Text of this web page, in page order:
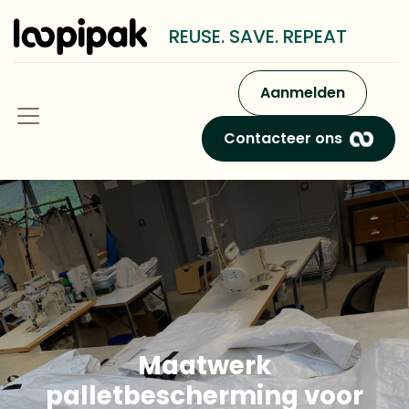
REUSE. SAVE. REPEAT
Aanmelden
Contacteer ons
Maatwerk
palletbescherming voor